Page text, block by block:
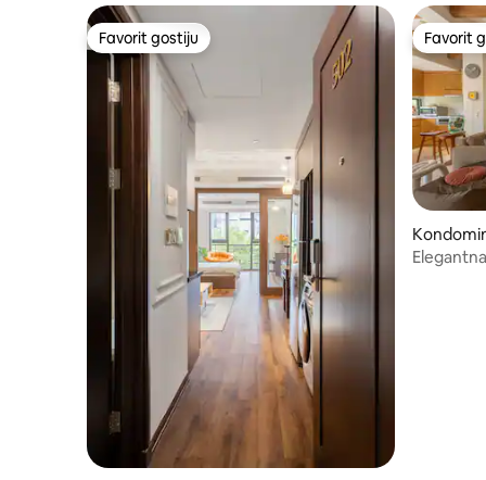
Favorit gostiju
Favorit gostiju Favorit
Favorit
ếm